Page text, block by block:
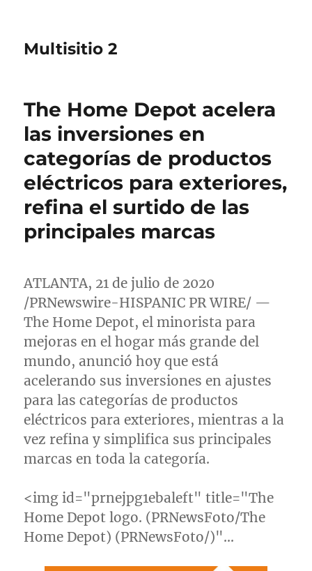
Multisitio 2
The Home Depot acelera
las inversiones en
categorías de productos
eléctricos para exteriores,
refina el surtido de las
principales marcas
ATLANTA, 21 de julio de 2020
/PRNewswire-HISPANIC PR WIRE/ —
The Home Depot, el minorista para
mejoras en el hogar más grande del
mundo, anunció hoy que está
acelerando sus inversiones en ajustes
para las categorías de productos
eléctricos para exteriores, mientras a la
vez refina y simplifica sus principales
marcas en toda la categoría.
<img id="prnejpg1ebaleft" title="The
Home Depot logo. (PRNewsFoto/The
Home Depot) (PRNewsFoto/)"…